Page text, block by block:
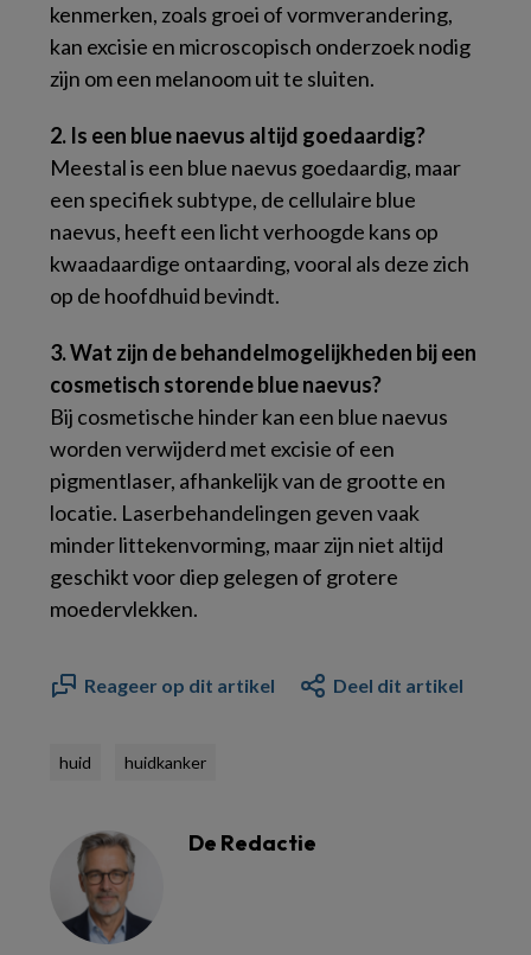
kenmerken, zoals groei of vormverandering,
kan excisie en microscopisch onderzoek nodig
zijn om een melanoom uit te sluiten.
2. Is een blue naevus altijd goedaardig?
Meestal is een blue naevus goedaardig, maar
een specifiek subtype, de cellulaire blue
naevus, heeft een licht verhoogde kans op
kwaadaardige ontaarding, vooral als deze zich
op de hoofdhuid bevindt.
3. Wat zijn de behandelmogelijkheden bij een
cosmetisch storende blue naevus?
Bij cosmetische hinder kan een blue naevus
worden verwijderd met excisie of een
pigmentlaser, afhankelijk van de grootte en
locatie. Laserbehandelingen geven vaak
minder littekenvorming, maar zijn niet altijd
geschikt voor diep gelegen of grotere
moedervlekken.
Reageer op dit artikel Deel dit artikel
huid huidkanker
De Redactie